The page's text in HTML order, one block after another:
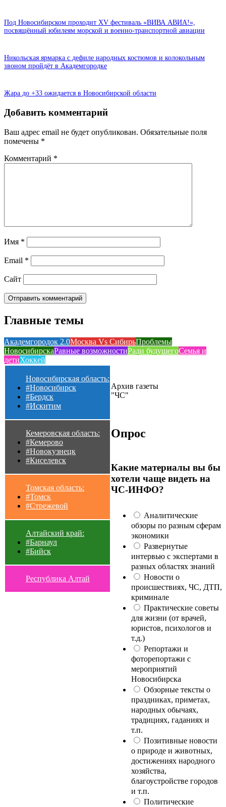
Под Новосибирском проходит XV фестиваль «ВИВА АВИА!»,
посвящённый юбилеям морской и военно-транспортной авиации
Никольская ярмарка с дефиле народных костюмов и колокольным
звоном пройдёт в Академгородке
Жара до +33 ожидается в Новосибирской области
Добавить комментарий
Ваш адрес email не будет опубликован. Обязательные поля
помечены *
Комментарий *
Имя *
Email *
Сайт
Главные темы
Академгородок 2.0Москва Vs СибирьПроблемы
НовосибирскаРавные возможностиРади будущегоСемья и
детиХоккей
Новосибирская область:
#Новосибирск
#Бердск
#Искитим
Кемеровская область:
#Кемерово
#Новокузнецк
#Киселевск
Томская область:
#Томск
#Стрежевой
Алтайский край:
#Барнаул
#Бийск
Республика Алтай
Архив газеты
"ЧС"
Опрос
Какие материалы вы бы
хотели чаще видеть на
ЧС-ИНФО?
Аналитические
обзоры по разным сферам
экономики
Развернутые
интервью с экспертами в
разных областях знаний
Новости о
происшествиях, ЧС, ДТП,
криминале
Практические советы
для жизни (от врачей,
юристов, психологов и
т.д.)
Репортажи и
фоторепортажи с
мероприятий
Новосибирска
Обзорные тексты о
праздниках, приметах,
народных обычаях,
традициях, гаданиях и
т.п.
Позитивные новости
о природе и животных,
достижениях народного
хозяйства,
благоустройстве городов
и т.п.
Политические